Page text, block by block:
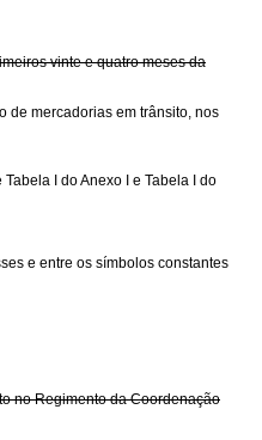
vinte e quatro meses da
de mercadorias em trânsito, nos
I do Anexo I e Tabela I do
e entre os símbolos constantes
no Regimento da Coordenação